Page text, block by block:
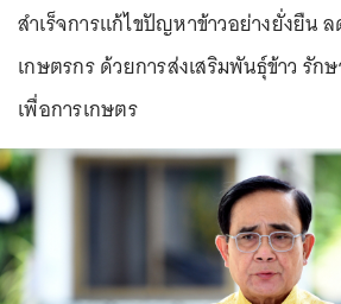
สำเร็จการแก้ไขปัญหาข้าวอย่างยั่งยืน
เกษตรกร ด้วยการส่งเสริมพันธุ์ข้าว รัก
เพื่อการเกษตร